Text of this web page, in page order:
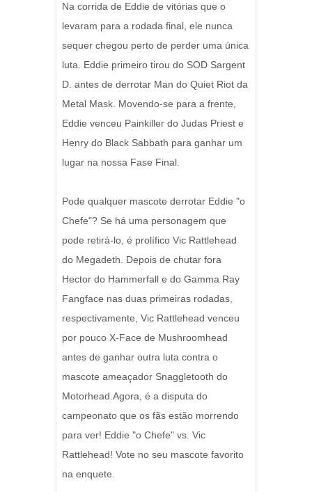
Na corrida de Eddie de vitórias que o
levaram para a rodada final, ele nunca
sequer chegou perto de perder uma única
luta. Eddie primeiro tirou do SOD Sargent
D. antes de derrotar Man do Quiet Riot da
Metal Mask. Movendo-se para a frente,
Eddie venceu Painkiller do Judas Priest e
Henry do Black Sabbath para ganhar um
lugar na nossa Fase Final.
Pode qualquer mascote derrotar Eddie "o
Chefe"? Se há uma personagem que
pode retirá-lo, é prolífico Vic Rattlehead
do Megadeth. Depois de chutar fora
Hector do Hammerfall e do Gamma Ray
Fangface nas duas primeiras rodadas,
respectivamente, Vic Rattlehead venceu
por pouco X-Face de Mushroomhead
antes de ganhar outra luta contra o
mascote ameaçador Snaggletooth do
Motorhead. Agora, é a disputa do
campeonato que os fãs estão morrendo
para ver! Eddie "o Chefe" vs. Vic
Rattlehead! Vote no seu mascote favorito
na enquete.